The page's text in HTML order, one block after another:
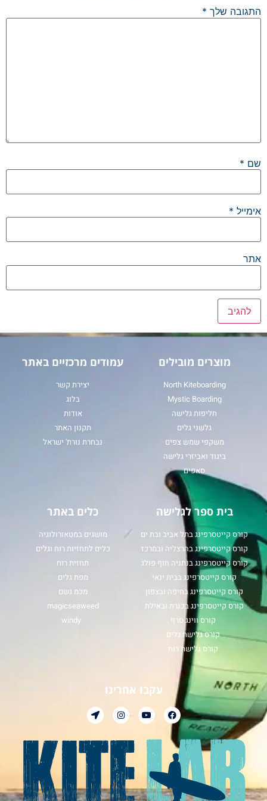
התגובה שלך *
שם *
אימייל *
אתר
מוצרים מובילים
North Kiteboarding
Mystic Boarding
חליפות גלישה
גלשני גלים
משקפי שמש צפים
ביגוד ואביזרי גלישה
סאפים
עמודים מרכזיים באתר
יצירת קשר
בלוג
אודות
תקנון האתר
נבחרת נורת' ישראל
בית ספר לגלישה
קורס קייטסרפינג בתל אביב ובת ים
קורס קייטסרפינג בהרצליה ובמרכז
קורס קייטסרפינג בנתניה חוף פולג
קורס קייטסרפינג בבית ינאי
קורס קייטסרפינג בחיפה ובצפון
קורס קייטסרפינג בכנרת ובאילת
קורס ווינג סרף
קורס גלישת גלים
קורס גלישת רוח
כלים באתר
מושגים במטאורולוגיה
כלים לתחזיות רוח וגלים
תחזית רוח
מפת גלים
מכמ גשם
magicseaweed
windy
עקבו אחרינו